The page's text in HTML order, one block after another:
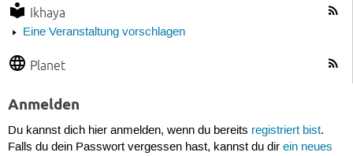
Ikhaya
Eine Veranstaltung vorschlagen
Planet
Anmelden
Du kannst dich hier anmelden, wenn du bereits registriert bist.
Falls du dein Passwort vergessen hast, kannst du dir ein neues